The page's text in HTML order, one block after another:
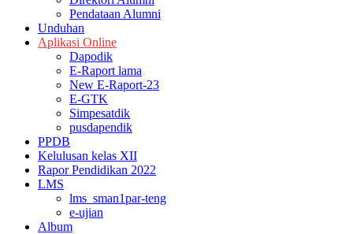
Pendataan Alumni
Unduhan
Aplikasi Online
Dapodik
E-Raport lama
New E-Raport-23
E-GTK
Simpesatdik
pusdapendik
PPDB
Kelulusan kelas XII
Rapor Pendidikan 2022
LMS
lms_sman1par-teng
e-ujian
Album